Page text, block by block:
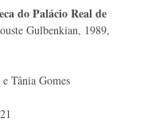
do Palácio Real de
Gulbenkian, 1989,
Tânia Gomes